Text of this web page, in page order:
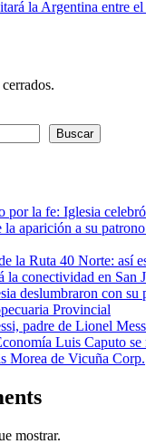
la Argentina entre el
Buscar
por la fe: Iglesia
la aparición a su
la Ruta 40 Norte: así
la conectividad en San
deslumbraron con su
Provincial
padre de Lionel
Luis Caputo se
Morea de Vicuña Corp.
mostrar.